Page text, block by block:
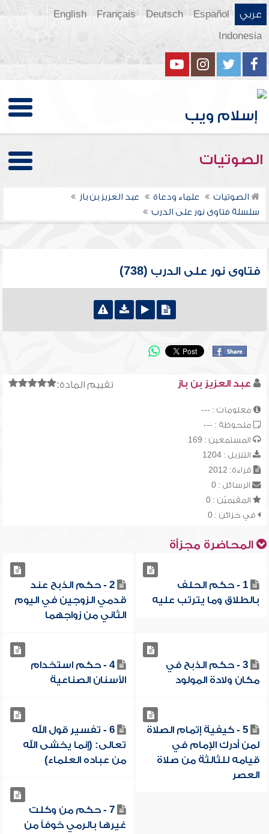
عربي Español
Deutsch
Français
English
Indonesia
الصوتيات
الصوتيات علماء ودعاة
عبد العزيز بن باز
سلسلة فتاوى نور على الدرب
فتاوى نور على الدرب (738)
تقييم المادة: عبد العزيز بن باز
معلومات : ---
ملحوظة : ---
المستمعين : 169
التنزيل : 1204
قراءة: 2012
الرسائل : 0
المقيميّن : 0
في خزائن : 0
المحاضرة مجزأة
1 - حكم الحلف
بالطلاق وما يترتب عليه
2 - حكم الذبح عند
قدمي الزوجين في اليوم
الثاني من زواجهما
3 - حكم الذبح في
مكان ولادة المولود
4 - حكم استخدام
الأسنان الصناعية
5 - كيفية إتمام الصلاة
لمن أدرك الإمام في
قيامه للثالثة من صلاة
العصر
6 - تفسير قول الله
تعالى: (إنما يخشى الله
من عباده العلماء)
7 - حكم من وكلت
غيرها بالرمي خوفاً من